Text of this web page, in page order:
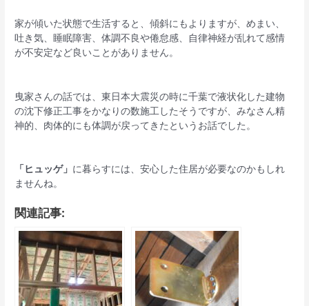
家が傾いた状態で生活すると、傾斜にもよりますが、めまい、
吐き気、睡眠障害、体調不良や倦怠感、自律神経が乱れて感情
が不安定など良いことがありません。
曳家さんの話では、東日本大震災の時に千葉で液状化した建物
の沈下修正工事をかなりの数施工したそうですが、みなさん精
神的、肉体的にも体調が戻ってきたというお話でした。
「ヒュッゲ」 に暮らすには、安心した住居が必要なのかもしれ
ませんね。
関連記事: